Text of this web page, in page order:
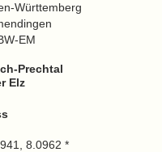
Württemberg
EM
Prechtal
Elz
8.0962 *